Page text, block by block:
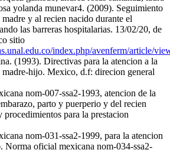
yolanda munevar4. (2009). Seguimiento
y al recien nacido durante el
las barreras hospitalarias. 13/02/20, de
sitio
index.php/avenferm/article/
(1993). Directivas para la atencion a la
hijo. Mexico, d.f: direcion general
nom-007-ssa2-1993, atencion de la
parto y puerperio y del recien
para la prestacion
nom-031-ssa2-1999, para la atencion
Norma oficial mexicana nom-034-ssa2-